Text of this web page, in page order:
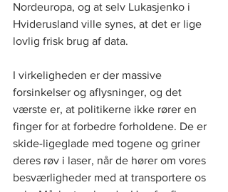
Nordeuropa, og at selv Lukasjenko i
Hviderusland ville synes, at det er lige
lovlig frisk brug af data.
I virkeligheden er der massive
forsinkelser og aflysninger, og det
værste er, at politikerne ikke rører en
finger for at forbedre forholdene. De er
skide-ligeglade med togene og griner
deres røv i laser, når de hører om vores
besværligheder med at transportere os